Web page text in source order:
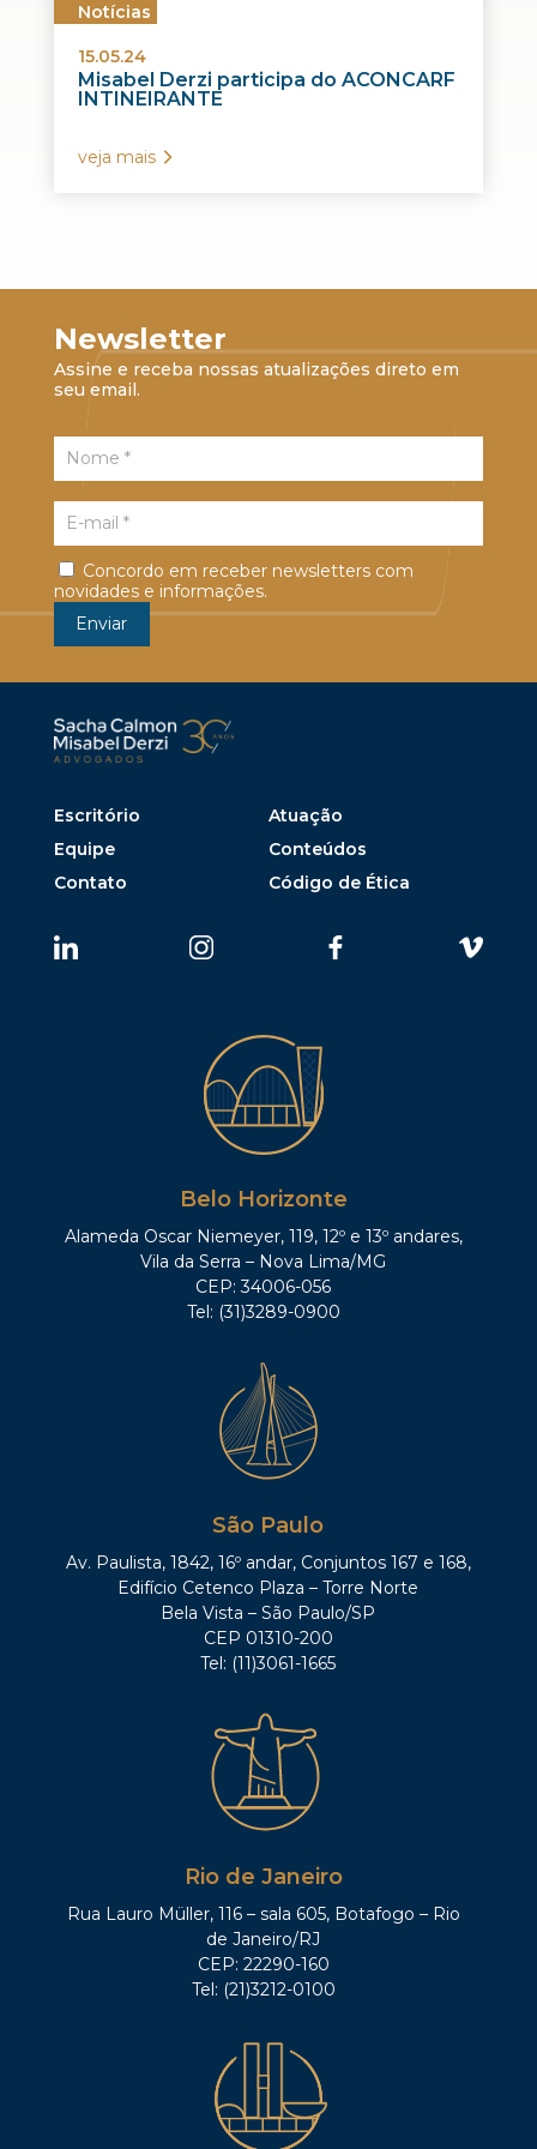
Notícias
15.05.24
Misabel Derzi participa do ACONCARF
INTINEIRANTE
veja mais
Newsletter
Assine e receba nossas atualizações direto em
seu email.
Concordo em receber newsletters com
novidades e informações.
Escritório
Atuação
Equipe
Conteúdos
Contato
Código de Ética
Belo Horizonte
Alameda Oscar Niemeyer, 119, 12º e 13º andares,
Vila da Serra – Nova Lima/MG
CEP: 34006-056
Tel: (31)3289-0900
São Paulo
Av. Paulista, 1842, 16º andar, Conjuntos 167 e 168,
Edifício Cetenco Plaza – Torre Norte
Bela Vista – São Paulo/SP
CEP 01310-200
Tel: (11)3061-1665
Rio de Janeiro
Rua Lauro Müller, 116 – sala 605, Botafogo – Rio
de Janeiro/RJ
CEP: 22290-160
Tel: (21)3212-0100